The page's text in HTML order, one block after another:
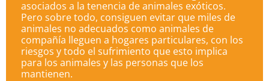
asociados a la tenencia de animales exóticos.
Pero sobre todo, consiguen evitar que miles de
animales no adecuados como animales de
compañía lleguen a hogares particulares, con los
riesgos y todo el sufrimiento que esto implica
para los animales y las personas que los
mantienen.